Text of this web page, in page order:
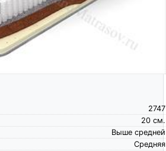
2747
см.
20
Выше средней
Средняя